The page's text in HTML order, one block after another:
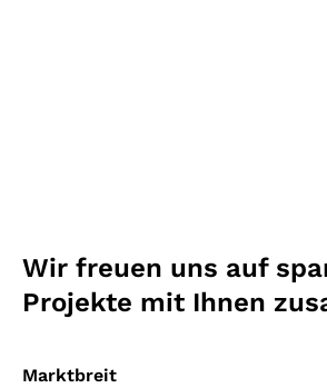
Wir freuen uns auf
Projekte mit Ihnen
Marktbreit